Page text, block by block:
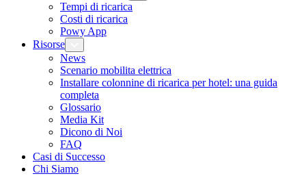
Tempi di ricarica
Costi di ricarica
Powy App
Risorse
News
Scenario mobilita elettrica
Installare colonnine di ricarica per hotel: una guida
completa
Glossario
Media Kit
Dicono di Noi
FAQ
Casi di Successo
Chi Siamo